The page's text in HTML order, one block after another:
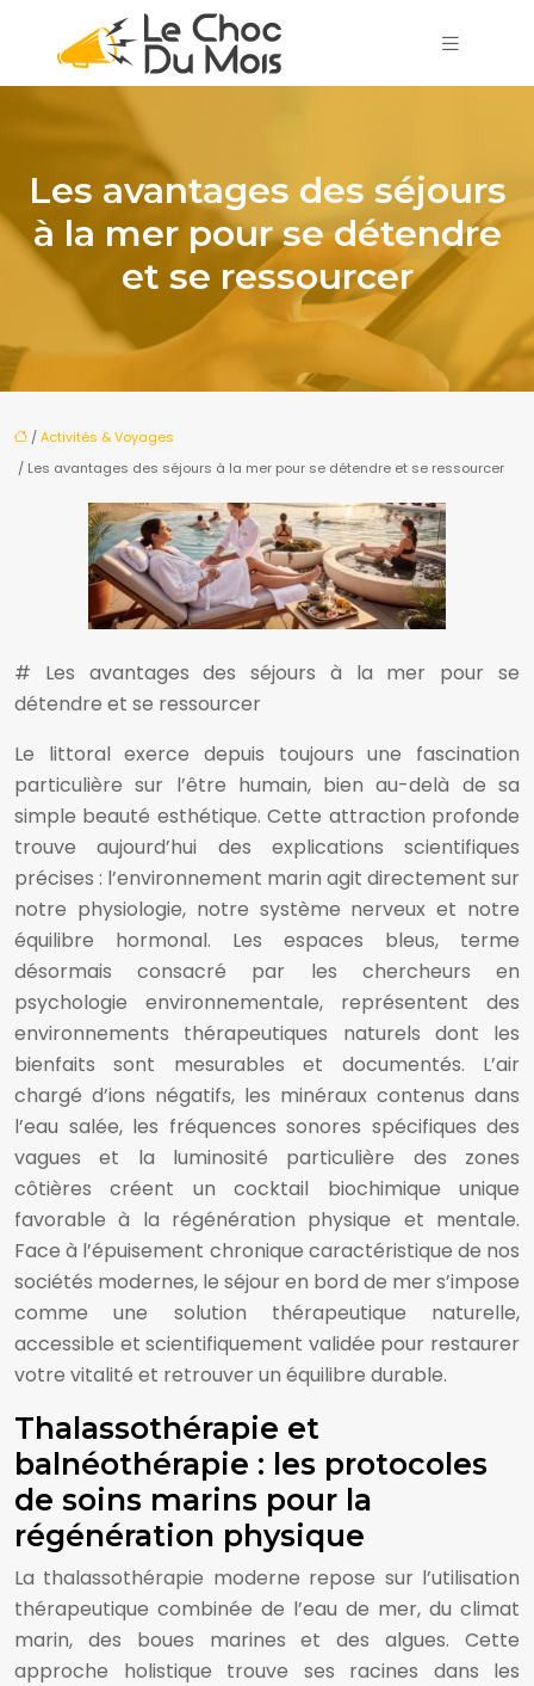
Les avantages des séjours
à la mer pour se détendre
et se ressourcer
/Activités & Voyages
/ Les avantages des séjours à la mer pour se détendre et se ressourcer
# Les avantages des séjours à la mer pour se
détendre et se ressourcer
Le littoral exerce depuis toujours une fascination
particulière sur l’être humain, bien au-delà de sa
simple beauté esthétique. Cette attraction profonde
trouve aujourd’hui des explications scientifiques
précises : l’environnement marin agit directement sur
notre physiologie, notre système nerveux et notre
équilibre hormonal. Les espaces bleus, terme
désormais consacré par les chercheurs en
psychologie environnementale, représentent des
environnements thérapeutiques naturels dont les
bienfaits sont mesurables et documentés. L’air
chargé d’ions négatifs, les minéraux contenus dans
l’eau salée, les fréquences sonores spécifiques des
vagues et la luminosité particulière des zones
côtières créent un cocktail biochimique unique
favorable à la régénération physique et mentale.
Face à l’épuisement chronique caractéristique de nos
sociétés modernes, le séjour en bord de mer s’impose
comme une solution thérapeutique naturelle,
accessible et scientifiquement validée pour restaurer
votre vitalité et retrouver un équilibre durable.
Thalassothérapie et
balnéothérapie : les protocoles
de soins marins pour la
régénération physique
La thalassothérapie moderne repose sur l’utilisation
thérapeutique combinée de l’eau de mer, du climat
marin, des boues marines et des algues. Cette
approche holistique trouve ses racines dans les